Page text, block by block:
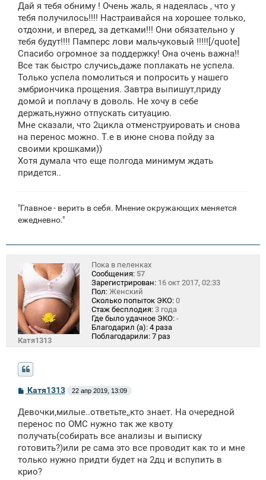
и
е
Дай я тебя обниму ! Очень жаль, я надеялась , что у
тебя получилось!!!! Настраивайся на хорошее только,
отдохни, и вперед, за детками!!! Они обязательно у
тебя будут!!!! Памперс лови мальчуковый !!!!![/quote]
Спасибо огромное за поддержку! Она очень важна!!
Все так быстро случись,даже поплакать не успела.
Только успела помолиться и попросить у нашего
эмбриончика прощения. Завтра выпишут,приду
домой и поплачу в доволь. Не хочу в себе
держать,нужно отпускать ситуацию.
Мне сказали, что 2цикла отменструировать и снова
на перенос можно. Т.е в июне снова пойду за
своими крошками))
Хотя думала что еще полгода минимум ждать
придется..
"Главное - верить в себя. Мнение окружающих меняется
ежедневно."
Катя1313
Пока в пеленках
Сообщения: 57
Зарегистрирован: 16 окт 2017, 02:33
Пол: Женский
Сколько попыток ЭКО: 0
Стаж бесплодия: 3 года
Где было удачное ЭКО: -
Благодарил (а): 4 раза
Поблагодарили: 7 раз
С
б
щ
н
и
Катя1313 22 апр 2019, 13:09
Девочки,милые..ответьте,,кто знает. На очередной
перенос по ОМС нужно так же квоту
получать(собирать все анализы и выписку
готовить?)или ре сама это все проводит как то и мне
только нужно придти будет на 2дц и вспупить в
крио?